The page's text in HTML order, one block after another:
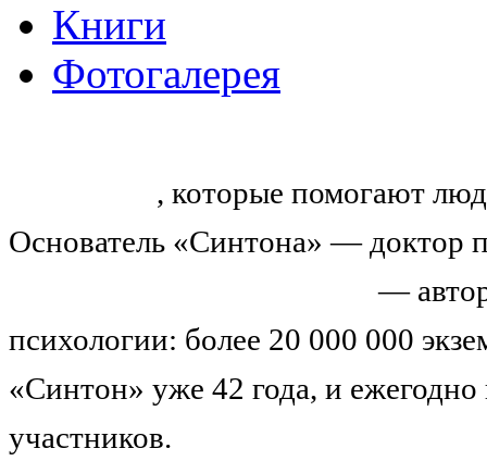
Книги
Фотогалерея
, которые помогают
Основатель «Синтона» — доктор
—
психологии: более 20 000 000
«Синтон» уже 42 года, и
участников.